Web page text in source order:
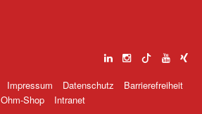
Impressum Datenschutz
Barrierefreiheit
Ohm-Shop
Intranet